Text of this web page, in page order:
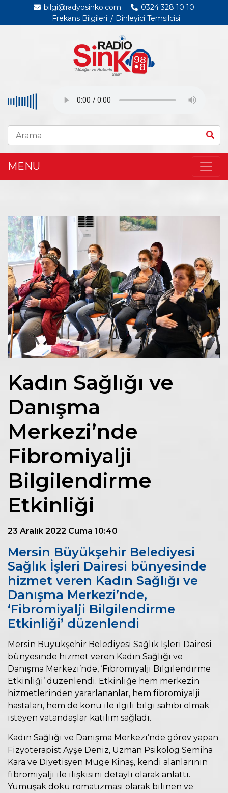
bilgi@radyosinko.com
0324 328 10 10
Frekans Bilgileri
Dinleyici Temsilcisi
MENU
Kadın Sağlığı ve
Danışma
Merkezi’nde
Fibromiyalji
Bilgilendirme
Etkinliği
23 Aralık 2022 Cuma 10:40
Mersin Büyükşehir Belediyesi
Sağlık İşleri Dairesi bünyesinde
hizmet veren Kadın Sağlığı ve
Danışma Merkezi’nde,
‘Fibromiyalji Bilgilendirme
Etkinliği’ düzenlendi
Mersin Büyükşehir Belediyesi Sağlık İşleri Dairesi
bünyesinde hizmet veren Kadın Sağlığı ve
Danışma Merkezi’nde, ‘Fibromiyalji Bilgilendirme
Etkinliği’ düzenlendi. Etkinliğe hem merkezin
hizmetlerinden yararlananlar, hem fibromiyalji
hastaları, hem de konu ile ilgili bilgi sahibi olmak
isteyen vatandaşlar katılım sağladı.
Kadın Sağlığı ve Danışma Merkezi’nde görev yapan
Fizyoterapist Ayşe Deniz, Uzman Psikolog Semiha
Kara ve Diyetisyen Müge Kinaş, kendi alanlarının
fibromiyalji ile ilişkisini detaylı olarak anlattı.
Yumuşak doku romatizması olarak bilinen ve